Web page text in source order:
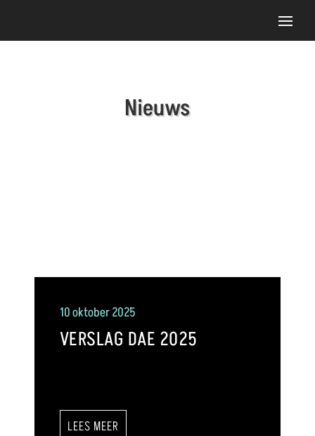
Nieuws
10 oktober 2025
VERSLAG DAE 2025
LEES MEER